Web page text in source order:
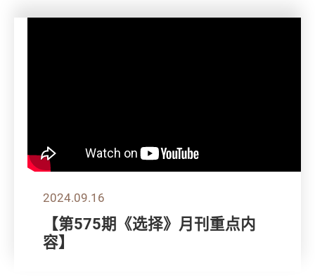
2024.09.16
【第575期《选择》月刊重点内
容】